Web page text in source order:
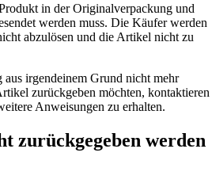
in der Originalverpackung und
werden muss. Die Käufer werden
abzulösen und die Artikel nicht zu
irgendeinem Grund nicht mehr
zurückgeben möchten, kontaktieren
Anweisungen zu erhalten.
zurückgegeben werden